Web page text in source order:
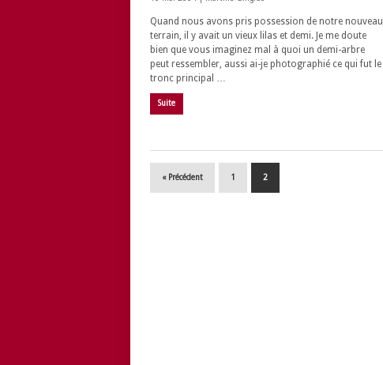
Quand nous avons pris possession de notre nouveau
terrain, il y avait un vieux lilas et demi. Je me doute
bien que vous imaginez mal à quoi un demi-arbre
peut ressembler, aussi ai-je photographié ce qui fut le
tronc principal …
Suite
« Précédent 1 2